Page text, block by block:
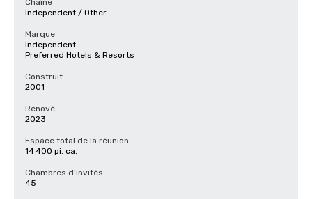
Chaîne
Independent / Other
Marque
Independent
Preferred Hotels & Resorts
Construit
2001
Rénové
2023
Espace total de la réunion
14 400 pi. ca.
Chambres d'invités
45